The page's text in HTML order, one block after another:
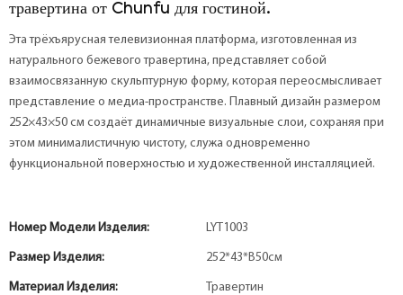
травертина от Chunfu для гостиной.
Эта трёхъярусная телевизионная платформа, изготовленная из
натурального бежевого травертина, представляет собой
взаимосвязанную скульптурную форму, которая переосмысливает
представление о медиа-пространстве. Плавный дизайн размером
252×43×50 см создаёт динамичные визуальные слои, сохраняя при
этом минималистичную чистоту, служа одновременно
функциональной поверхностью и художественной инсталляцией.
Номер Модели Изделия: LYT1003
Размер Изделия: 252*43*В50см
Материал Изделия: Травертин